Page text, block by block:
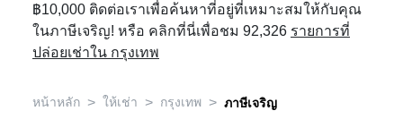
฿10,000 ติดต่อเราเพื่อค้นหาที่อยู่ที่เหมาะสมให้กับคุณ
ในภาษีเจริญ! หรือ คลิกที่นี่เพื่อชม 92,326 รายการที่
ปล่อยเช่าใน กรุงเทพ
หน้าหลัก > ให้เช่า > กรุงเทพ > ภาษีเจริญ